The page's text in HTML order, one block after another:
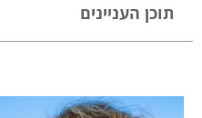
תוכן העניינים